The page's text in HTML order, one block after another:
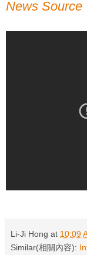
News Source
Li-Ji Hong at 10:09
Similar(相關內容):